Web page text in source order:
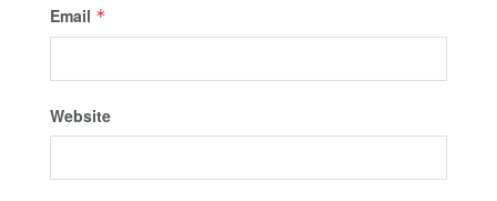
Email *
Website